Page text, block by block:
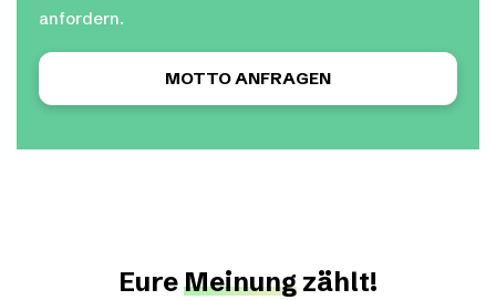
anfordern.
MOTTO ANFRAGEN
EureMeinung zählt!